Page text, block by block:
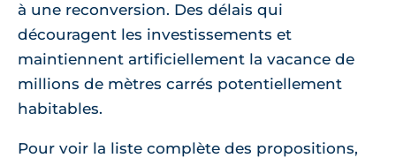
à une reconversion. Des délais qui
découragent les investissements et
maintiennent artificiellement la vacance de
millions de mètres carrés potentiellement
habitables.
Pour voir la liste complète des propositions,